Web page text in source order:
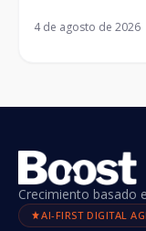
4 de agosto de 2026
Crecimiento basado
AI-FIRST DIGITAL